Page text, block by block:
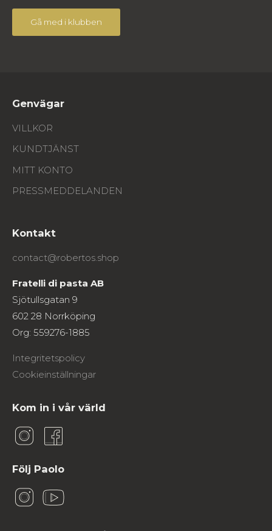
Gå med i klubben
Genvägar
VILLKOR
KUNDTJÄNST
MITT KONTO
PRESSMEDDELANDEN
Kontakt
contact@robertos.shop
Fratelli di pasta AB
Sjötullsgatan 9
602 28 Norrköping
Org: 559276-1885
Integritetspolicy
Cookieinställningar
Kom in i vår värld
Följ Paolo